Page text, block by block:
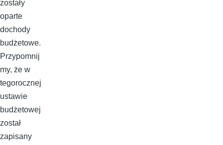
zostały
oparte
dochody
budżetowe.
Przypomnij
my, że w
tegorocznej
ustawie
budżetowej
został
zapisany